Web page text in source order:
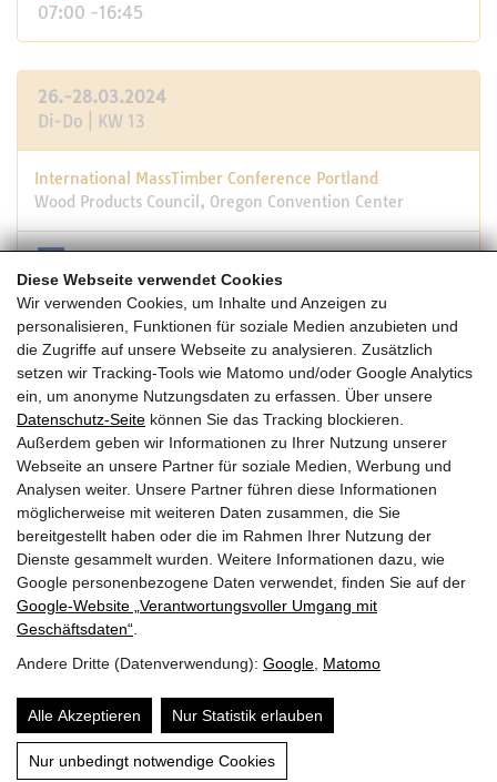
Diese Webseite verwendet Cookies
Wir verwenden Cookies, um Inhalte und Anzeigen zu
personalisieren, Funktionen für soziale Medien anzubieten und
die Zugriffe auf unsere Webseite zu analysieren. Zusätzlich
setzen wir Tracking-Tools wie Matomo und/oder Google Analytics
ein, um anonyme Nutzungsdaten zu erfassen. Über unsere
Datenschutz-Seite können Sie das Tracking blockieren.
Außerdem geben wir Informationen zu Ihrer Nutzung unserer
Webseite an unsere Partner für soziale Medien, Werbung und
Analysen weiter. Unsere Partner führen diese Informationen
möglicherweise mit weiteren Daten zusammen, die Sie
bereitgestellt haben oder die im Rahmen Ihrer Nutzung der
Dienste gesammelt wurden. Weitere Informationen dazu, wie
Google personenbezogene Daten verwendet, finden Sie auf der
Google‑Website „Verantwortungsvoller Umgang mit
Geschäftsdaten“
Andere Dritte (Datenverwendung): Google Matomo
Alle Akzeptieren Nur Statistik erlauben
Nur unbedingt notwendige Cookies
07:00 -16:45
26.-28.03.2024
Di-Do | KW 13
International MassTimber Conference Portland
Wood Products Council, Oregon Convention Center
USA
05:45 -21:00
28.03.2024
Do | KW 13
Seminar: Bauphysik Teil 2 Feuchte- & Wärmeschutz
Holztechnikum Kuchl, ISOCELL GmbH CO KG
SBG
12:00 -17:00
Seiten drucken
© 2026 | Dein Date mit Holz.powered byKOPPELHUBER² und
Partner ZT OG
|
Über uns Datenschutz Impressum